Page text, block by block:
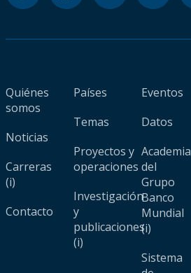
Quiénes
somos
Noticias
Carreras
(i)
Contacto
Países
Temas
Proyectos y
operaciones
Investigación
y
publicaciones
(i)
Eventos
Datos
Academia
del
Grupo
Banco
Mundial
(i)
Sistema